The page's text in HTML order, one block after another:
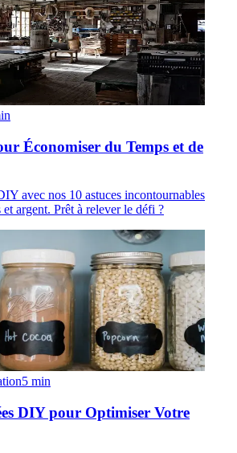
Économiser du Temps et de
avec nos 10 astuces incontournables
argent. Prêt à relever le défi ?
5 min
DIY pour Optimiser Votre